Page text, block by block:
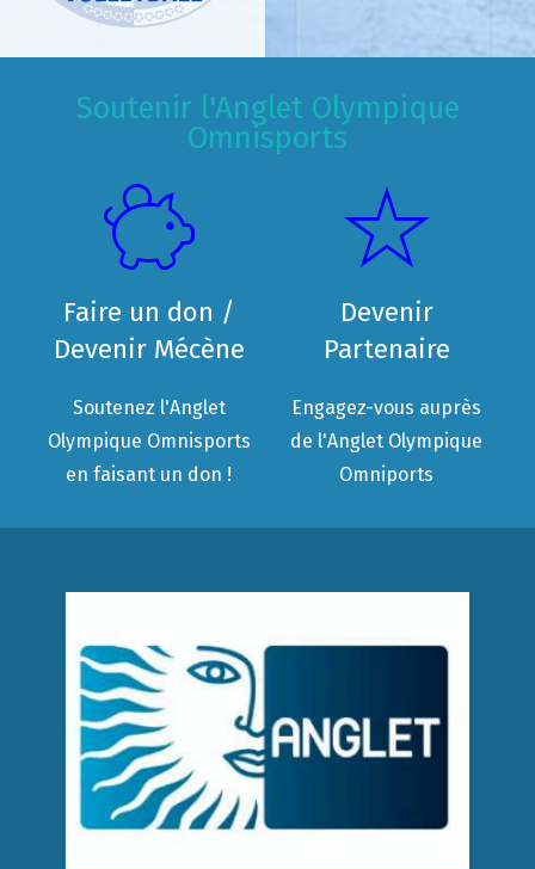
Soutenir l'Anglet Olympique
Omnisports
Faire un don /
Devenir Mécène
Soutenez l'Anglet
Olympique Omnisports
en faisant un don !
Devenir
Partenaire
Engagez-vous auprès
de l'Anglet Olympique
Omniports